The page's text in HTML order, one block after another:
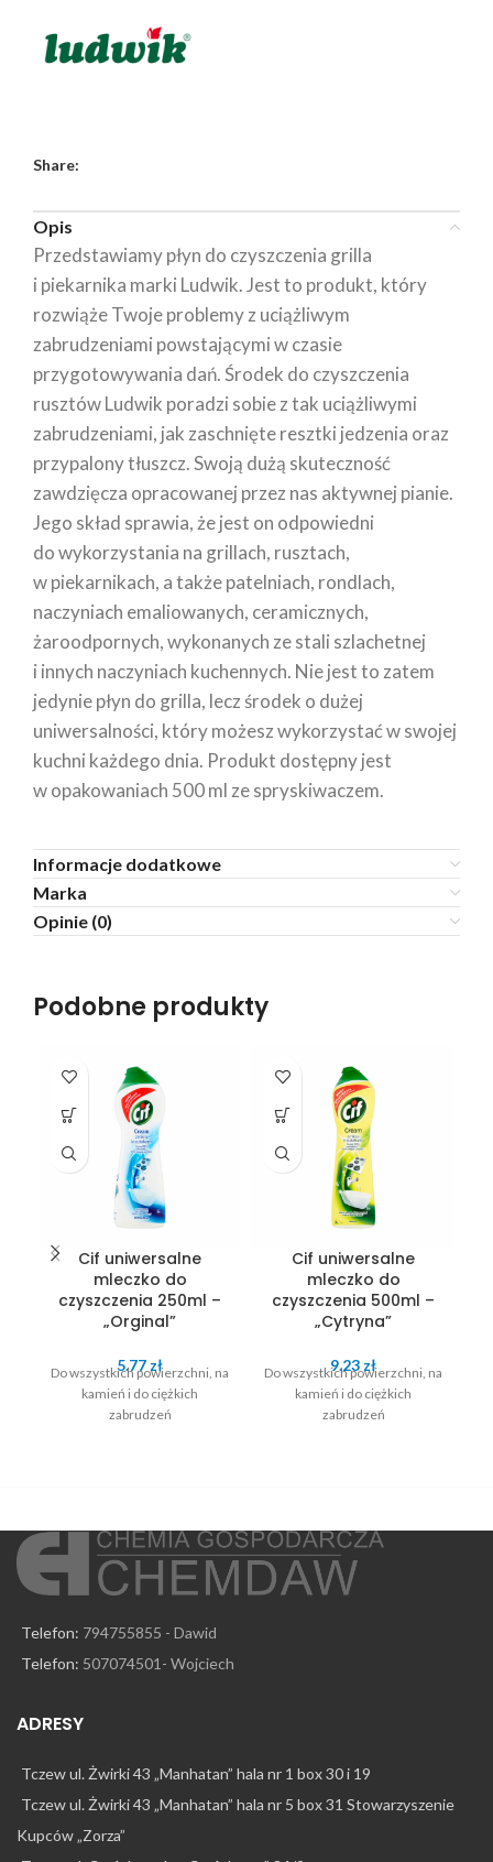
Share:
Opis
Przedstawiamy płyn do czyszczenia grilla
i piekarnika marki Ludwik. Jest to produkt, który
rozwiąże Twoje problemy z uciążliwym
zabrudzeniami powstającymi w czasie
przygotowywania dań. Środek do czyszczenia
rusztów Ludwik poradzi sobie z tak uciążliwymi
zabrudzeniami, jak zaschnięte resztki jedzenia oraz
przypalony tłuszcz. Swoją dużą skuteczność
zawdzięcza opracowanej przez nas aktywnej pianie.
Jego skład sprawia, że jest on odpowiedni
do wykorzystania na grillach, rusztach,
w piekarnikach, a także patelniach, rondlach,
naczyniach emaliowanych, ceramicznych,
żaroodpornych, wykonanych ze stali szlachetnej
i innych naczyniach kuchennych. Nie jest to zatem
jedynie płyn do grilla, lecz środek o dużej
uniwersalności, który możesz wykorzystać w swojej
kuchni każdego dnia. Produkt dostępny jest
w opakowaniach 500 ml ze spryskiwaczem.
Informacje dodatkowe
Marka
Opinie (0)
Podobne produkty
Cif uniwersalne
mleczko do
czyszczenia 250ml –
„Orginal”
5.77 zł
Do wszystkich powierzchni, na
kamień i do ciężkich
zabrudzeń
Cif uniwersalne
mleczko do
czyszczenia 500ml –
„Cytryna”
9.23 zł
Do wszystkich powierzchni, na
kamień i do ciężkich
zabrudzeń
Telefon: 794755855 - Dawid
Telefon: 507074501- Wojciech
ADRESY
Tczew ul. Żwirki 43 „Manhatan” hala nr 1 box 30 i 19
Tczew ul. Żwirki 43 „Manhatan” hala nr 5 box 31 Stowarzyszenie
Kupców „Zorza”